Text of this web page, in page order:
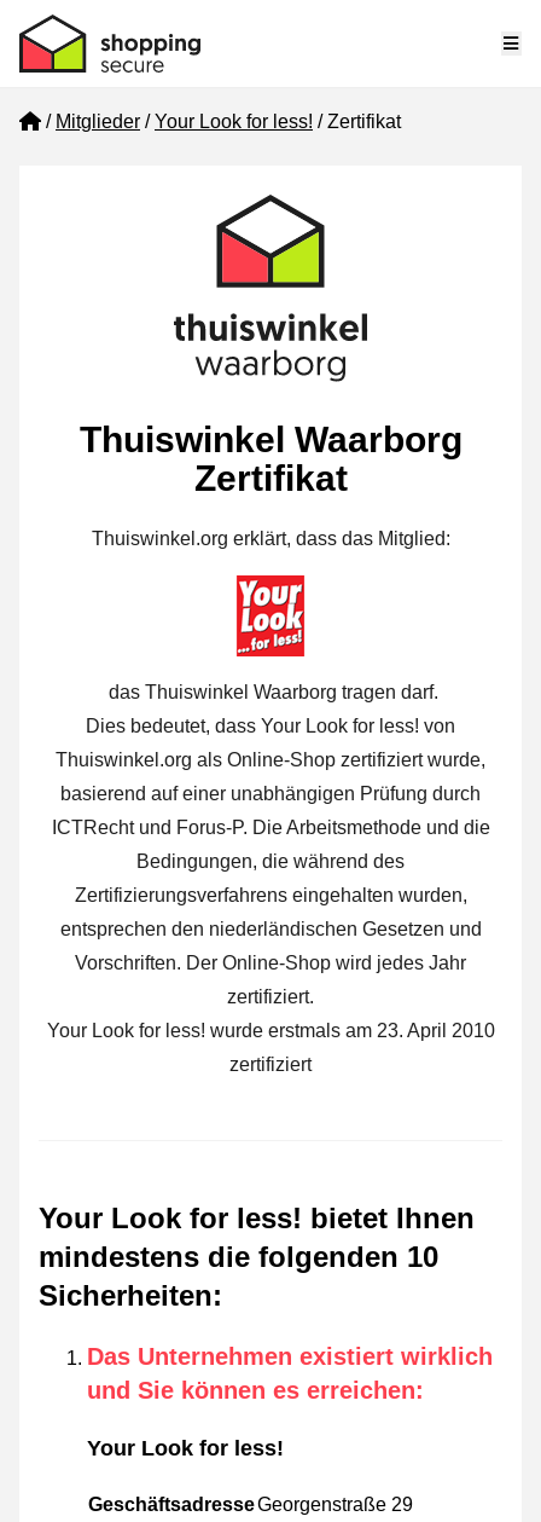
Home
Mitglieder Your Look for less! Zertifikat
Thuiswinkel Waarborg
Zertifikat
Thuiswinkel.org erklärt, dass das Mitglied:
das Thuiswinkel Waarborg tragen darf.
Dies bedeutet, dass Your Look for less! von
Thuiswinkel.org als Online-Shop zertifiziert wurde,
basierend auf einer unabhängigen Prüfung durch
ICTRecht und Forus-P. Die Arbeitsmethode und die
Bedingungen, die während des
Zertifizierungsverfahrens eingehalten wurden,
entsprechen den niederländischen Gesetzen und
Vorschriften. Der Online-Shop wird jedes Jahr
zertifiziert.
Your Look for less! wurde erstmals am 23. April 2010
zertifiziert
Your Look for less! bietet Ihnen
mindestens die folgenden 10
Sicherheiten:
Das Unternehmen existiert wirklich
und Sie können es erreichen:
Your Look for less!
GeschäftsadresseGeorgenstraße 29